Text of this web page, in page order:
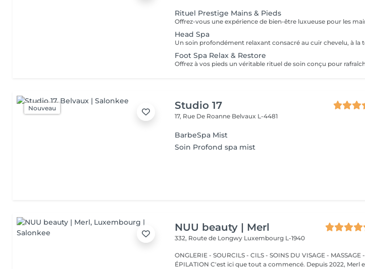
Rituel Prestige Mains & Pieds
Head Spa
Foot Spa Relax & Restore
Nouveau Studio 17
17, Rue De Roanne Belvaux L-4481
BarbeSpa Mist
Soin Profond spa mist
NUU beauty | Merl
332, Route de Longwy Luxembourg L-1940
ONGLERIE - SOURCILS - CILS - SOINS DU VISAGE - MASSAGE -
ÉPILATION C'est ici que tout a commencé. Depuis 2022, Merl est la